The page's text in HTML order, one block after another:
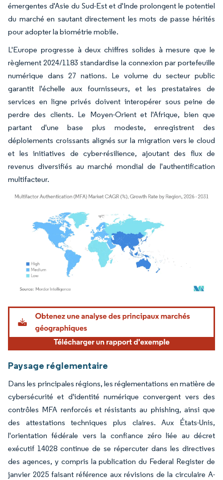
émergentes d'Asie du Sud-Est et d'Inde prolongent le potentiel
du marché en sautant directement les mots de passe hérités
pour adopter la biométrie mobile.
L'Europe progresse à deux chiffres solides à mesure que le
règlement 2024/1183 standardise la connexion par portefeuille
numérique dans 27 nations. Le volume du secteur public
garantit l'échelle aux fournisseurs, et les prestataires de
services en ligne privés doivent interopérer sous peine de
perdre des clients. Le Moyen-Orient et l'Afrique, bien que
partant d'une base plus modeste, enregistrent des
déploiements croissants alignés sur la migration vers le cloud
et les initiatives de cyber-résilience, ajoutant des flux de
revenus diversifiés au marché mondial de l'authentification
multifacteur.
Image © Mordor Intelligence. La réutilisation nécessite une attribution sous CC BY
Paysage réglementaire
Dans les principales régions, les réglementations en matière de
cybersécurité et d'identité numérique convergent vers des
contrôles MFA renforcés et résistants au phishing, ainsi que
des attestations techniques plus claires. Aux États-Unis,
l'orientation fédérale vers la confiance zéro liée au décret
exécutif 14028 continue de se répercuter dans les directives
des agences, y compris la publication du Federal Register de
janvier 2025 faisant référence aux révisions de la circulaire A-